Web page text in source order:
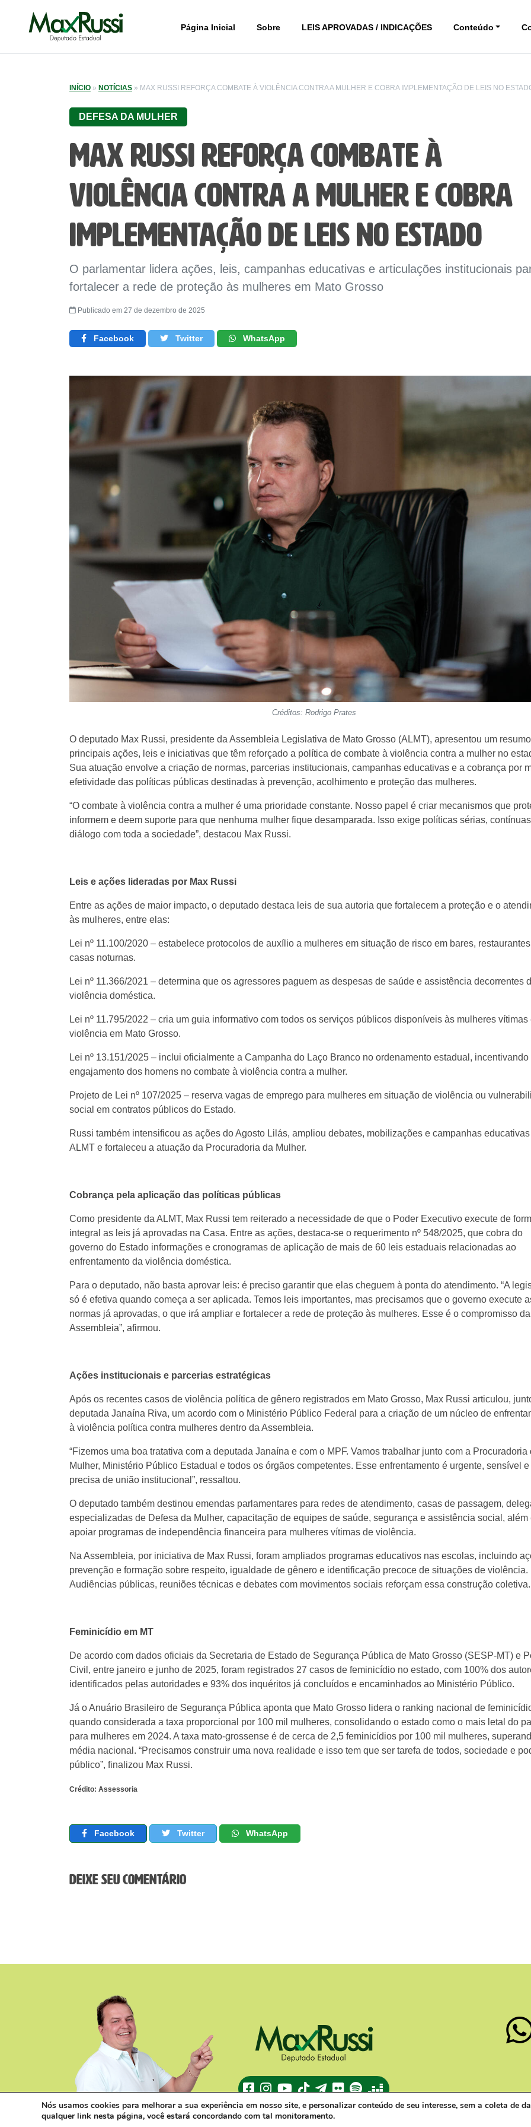
Página Inicial Sobre LEIS APROVADAS / INDICAÇÕES Conteúdo
INÍCIO » NOTÍCIAS » MAX RUSSI REFORÇA COMBATE À VIOLÊNCIA CONTRA A MULHER E COBRA IMPLEMENTAÇÃO DE LEIS NO
DEFESA DA MULHER
Max Russi reforça combate à
violência contra a mulher e cobra
implementação de leis no Estado
O parlamentar lidera ações, leis, campanhas educativas e articulações institucionais
fortalecer a rede de proteção às mulheres em Mato Grosso
Publicado em 27 de dezembro de 2025
Facebook Twitter WhatsApp
Créditos: Rodrigo Prates
O deputado Max Russi, presidente da Assembleia Legislativa de Mato Grosso (ALMT), apresentou um
principais ações, leis e iniciativas que têm reforçado a política de combate à violência contra a mulher no
Sua atuação envolve a criação de normas, parcerias institucionais, campanhas educativas e a cobrança por
efetividade das políticas públicas destinadas à prevenção, acolhimento e proteção das mulheres.
“O combate à violência contra a mulher é uma prioridade constante. Nosso papel é criar mecanismos que
informem e deem suporte para que nenhuma mulher fique desamparada. Isso exige políticas sérias,
diálogo com toda a sociedade”, destacou Max Russi.
Leis e ações lideradas por Max Russi
Entre as ações de maior impacto, o deputado destaca leis de sua autoria que fortalecem a proteção e o
às mulheres, entre elas:
Lei nº 11.100/2020 – estabelece protocolos de auxílio a mulheres em situação de risco em bares,
casas noturnas.
Lei nº 11.366/2021 – determina que os agressores paguem as despesas de saúde e assistência decorrentes
violência doméstica.
Lei nº 11.795/2022 – cria um guia informativo com todos os serviços públicos disponíveis às mulheres vítimas
violência em Mato Grosso.
Lei nº 13.151/2025 – inclui oficialmente a Campanha do Laço Branco no ordenamento estadual, incentivando
engajamento dos homens no combate à violência contra a mulher.
Projeto de Lei nº 107/2025 – reserva vagas de emprego para mulheres em situação de violência ou
social em contratos públicos do Estado.
Russi também intensificou as ações do Agosto Lilás, ampliou debates, mobilizações e campanhas educativas
ALMT e fortaleceu a atuação da Procuradoria da Mulher.
Cobrança pela aplicação das políticas públicas
Como presidente da ALMT, Max Russi tem reiterado a necessidade de que o Poder Executivo execute de
integral as leis já aprovadas na Casa. Entre as ações, destaca-se o requerimento nº 548/2025, que cobra do
governo do Estado informações e cronogramas de aplicação de mais de 60 leis estaduais relacionadas ao
enfrentamento da violência doméstica.
Para o deputado, não basta aprovar leis: é preciso garantir que elas cheguem à ponta do atendimento. “A
só é efetiva quando começa a ser aplicada. Temos leis importantes, mas precisamos que o governo execute
normas já aprovadas, o que irá ampliar e fortalecer a rede de proteção às mulheres. Esse é o compromisso da
Assembleia”, afirmou.
Ações institucionais e parcerias estratégicas
Após os recentes casos de violência política de gênero registrados em Mato Grosso, Max Russi articulou,
deputada Janaína Riva, um acordo com o Ministério Público Federal para a criação de um núcleo de
à violência política contra mulheres dentro da Assembleia.
“Fizemos uma boa tratativa com a deputada Janaína e com o MPF. Vamos trabalhar junto com a Procuradoria
Mulher, Ministério Público Estadual e todos os órgãos competentes. Esse enfrentamento é urgente, sensível e
precisa de união institucional”, ressaltou.
O deputado também destinou emendas parlamentares para redes de atendimento, casas de passagem,
especializadas de Defesa da Mulher, capacitação de equipes de saúde, segurança e assistência social, além
apoiar programas de independência financeira para mulheres vítimas de violência.
Na Assembleia, por iniciativa de Max Russi, foram ampliados programas educativos nas escolas, incluindo
prevenção e formação sobre respeito, igualdade de gênero e identificação precoce de situações de violência.
Audiências públicas, reuniões técnicas e debates com movimentos sociais reforçam essa construção coletiva.
Feminicídio em MT
De acordo com dados oficiais da Secretaria de Estado de Segurança Pública de Mato Grosso (SESP-MT) e
Civil, entre janeiro e junho de 2025, foram registrados 27 casos de feminicídio no estado, com 100% dos
identificados pelas autoridades e 93% dos inquéritos já concluídos e encaminhados ao Ministério Público.
Já o Anuário Brasileiro de Segurança Pública aponta que Mato Grosso lidera o ranking nacional de
quando considerada a taxa proporcional por 100 mil mulheres, consolidando o estado como o mais letal do
para mulheres em 2024. A taxa mato-grossense é de cerca de 2,5 feminicídios por 100 mil mulheres,
média nacional. “Precisamos construir uma nova realidade e isso tem que ser tarefa de todos, sociedade e
público”, finalizou Max Russi.
Crédito: Assessoria
Facebook Twitter WhatsApp
Deixe seu comentário
TikTokTelegram
FlickrSpotify
Deezer
Nós usamos cookies para melhorar a sua experiência em nosso site, e personalizar conteúdo de seu interesse, sem a coleta de
qualquer link nesta página, você estará concordando com tal monitoramento.